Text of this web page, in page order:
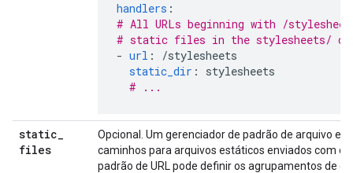
handlers :
# All URLs beginning with /
# static files in the stylesheets/
- url :
/stylesheets
static_dir :
stylesheets
# ...
static_
files
Opcional. Um gerenciador de padrão de arquivo
caminhos para arquivos estáticos enviados com o
padrão de URL pode definir os agrupamentos de